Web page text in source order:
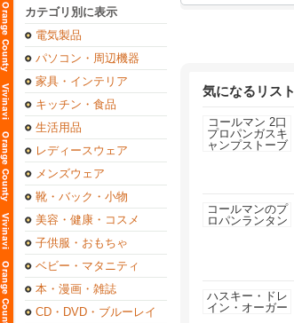
カテゴリ別に表示
電気製品
パソコン・周辺機器
家具・インテリア
キッチン・食品
生活用品
レディースウェア
メンズウェア
靴・バック・小物
美容・健康・コスメ
子供服・おもちゃ
ベビー・マタニティ
本・漫画・雑誌
CD・DVD・ブルーレイ
気になるリスト